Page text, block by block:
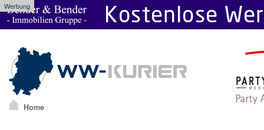
Werbung
Home